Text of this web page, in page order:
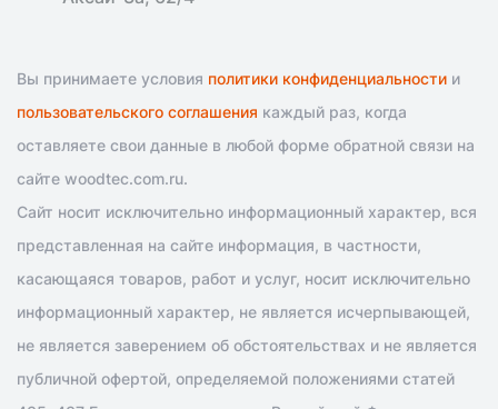
Вы принимаете условия политики конфиденциальности и
пользовательского соглашения каждый раз, когда
оставляете свои данные в любой форме обратной связи на
сайте woodtec.com.ru.
Сайт носит исключительно информационный характер, вся
представленная на сайте информация, в частности,
касающаяся товаров, работ и услуг, носит исключительно
информационный характер, не является исчерпывающей,
не является заверением об обстоятельствах и не является
публичной офертой, определяемой положениями статей